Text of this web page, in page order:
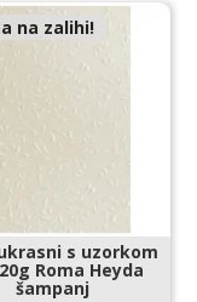
na zalihi!
s uzorkom
Roma Heyda
šampanj